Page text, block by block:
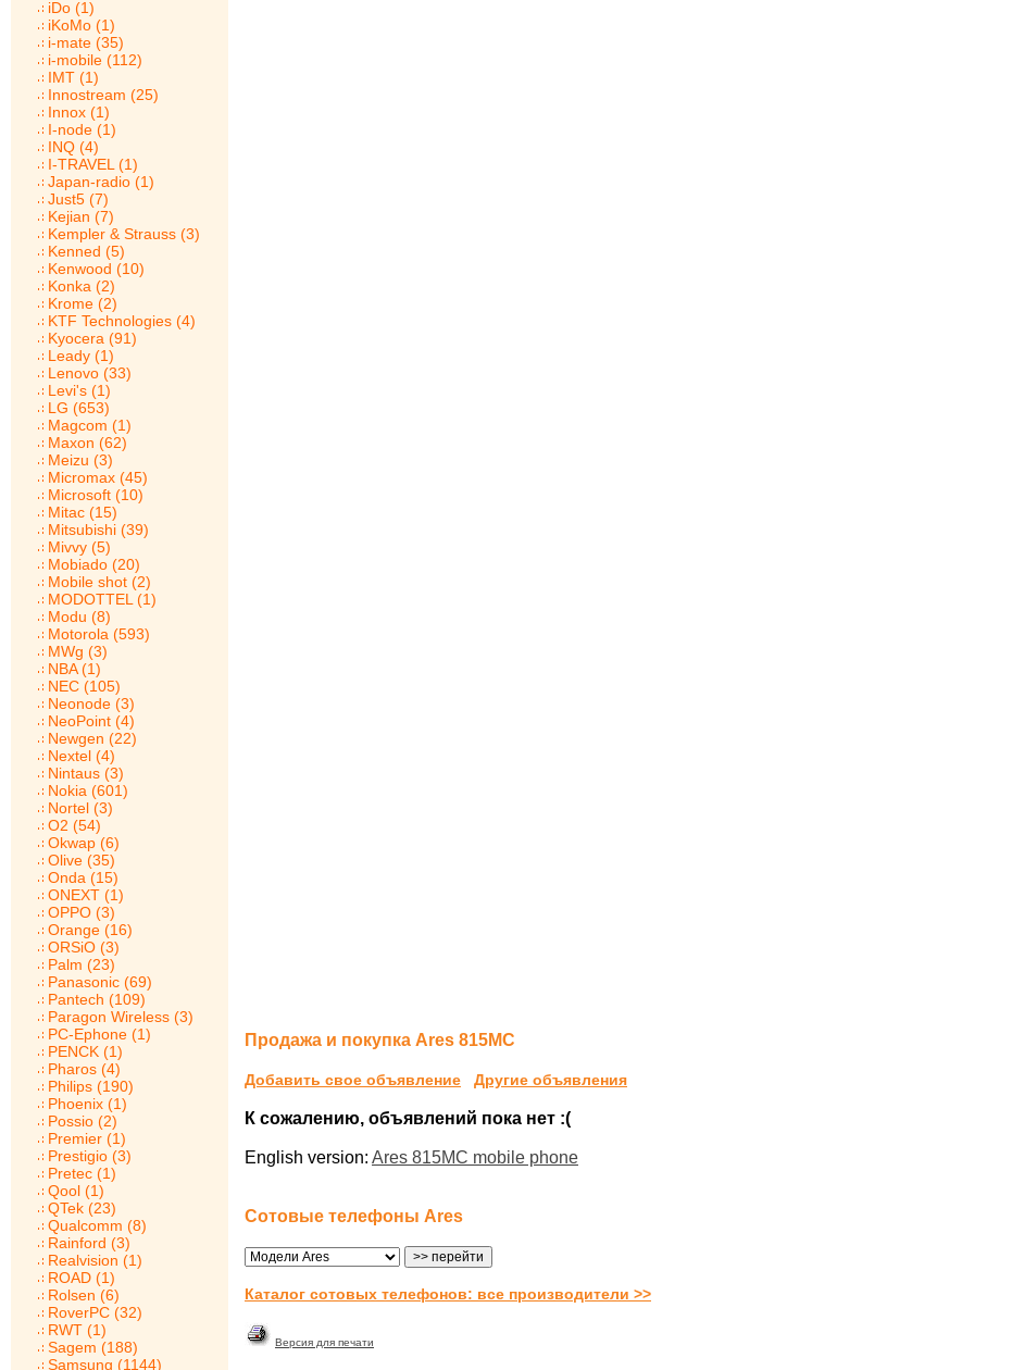
iDo (1)
iKoMo (1)
i-mate (35)
i-mobile (112)
IMT (1)
Innostream (25)
Innox (1)
I-node (1)
INQ (4)
I-TRAVEL (1)
Japan-radio (1)
Just5 (7)
Kejian (7)
Kempler & Strauss (3)
Kenned (5)
Kenwood (10)
Konka (2)
Krome (2)
KTF Technologies (4)
Kyocera (91)
Leady (1)
Lenovo (33)
Levi's (1)
LG (653)
Magcom (1)
Maxon (62)
Meizu (3)
Micromax (45)
Microsoft (10)
Mitac (15)
Mitsubishi (39)
Mivvy (5)
Mobiado (20)
Mobile shot (2)
MODOTTEL (1)
Modu (8)
Motorola (593)
MWg (3)
NBA (1)
NEC (105)
Neonode (3)
NeoPoint (4)
Newgen (22)
Nextel (4)
Nintaus (3)
Nokia (601)
Nortel (3)
O2 (54)
Okwap (6)
Olive (35)
Onda (15)
ONEXT (1)
OPPO (3)
Orange (16)
ORSiO (3)
Palm (23)
Panasonic (69)
Pantech (109)
Paragon Wireless (3)
PC-Ephone (1)
PENCK (1)
Pharos (4)
Philips (190)
Phoenix (1)
Possio (2)
Premier (1)
Prestigio (3)
Pretec (1)
Qool (1)
QTek (23)
Qualcomm (8)
Rainford (3)
Realvision (1)
ROAD (1)
Rolsen (6)
RoverPC (32)
RWT (1)
Sagem (188)
Samsung (1144)
Продажа и покупка Ares 815MC
Добавить свое объявление Другие объявления
К сожалению, объявлений пока нет :(
English version: Ares 815MC mobile phone
Сотовые телефоны Ares
Каталог сотовых телефонов: все производители >>
Версия для печати